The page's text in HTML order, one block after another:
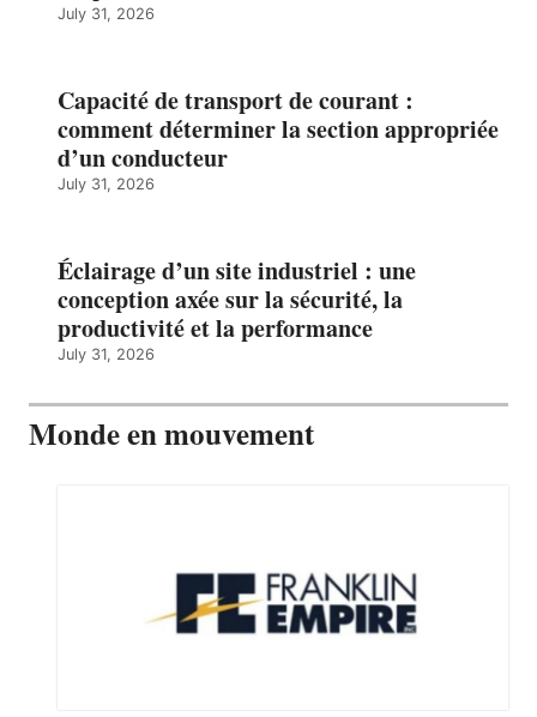
July 31, 2026
Capacité de transport de courant :
comment déterminer la section appropriée
d’un conducteur
July 31, 2026
Éclairage d’un site industriel : une
conception axée sur la sécurité, la
productivité et la performance
July 31, 2026
Monde en mouvement